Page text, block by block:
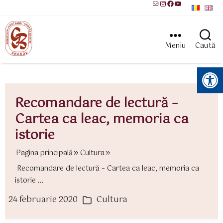
MailInstagram
Facebook
YouTube
Meniu Caută
Instrumente pentru accesibilitate
Recomandare de lectură –
Cartea ca leac, memoria ca
istorie
Pagina principală
Cultura
Recomandare de lectură – Cartea ca leac, memoria ca
istorie ...
24 februarie 2020 Categorii
Cultura